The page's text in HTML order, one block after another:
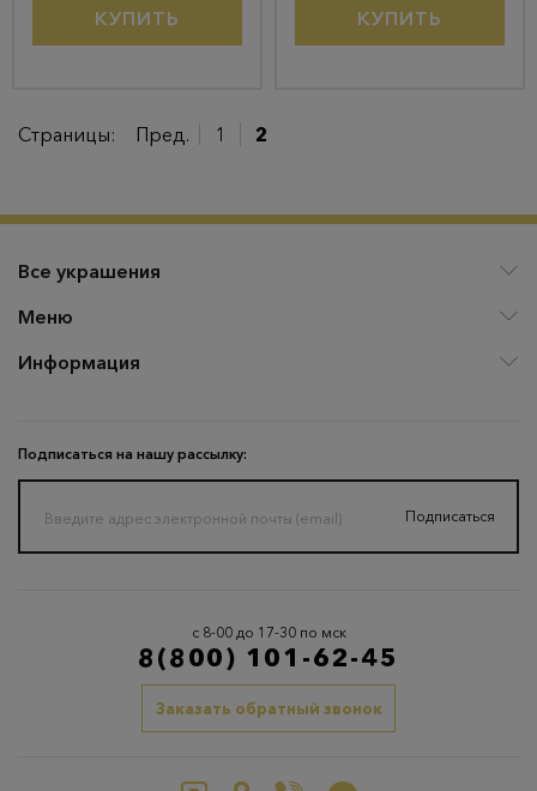
КУПИТЬ КУПИТЬ
Страницы: Пред. 1 2
Подписаться на нашу рассылку:
Подписаться
Все украшения
Меню
Информация
с 8-00 до 17-30 по мск
8(800) 101-62-45
Заказать обратный звонок